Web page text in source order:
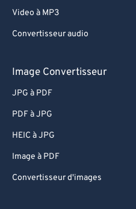
Video à MP3
Convertisseur audio
Image Convertisseur
JPG à PDF
PDF à JPG
HEIC à JPG
Image à PDF
Convertisseur d'images